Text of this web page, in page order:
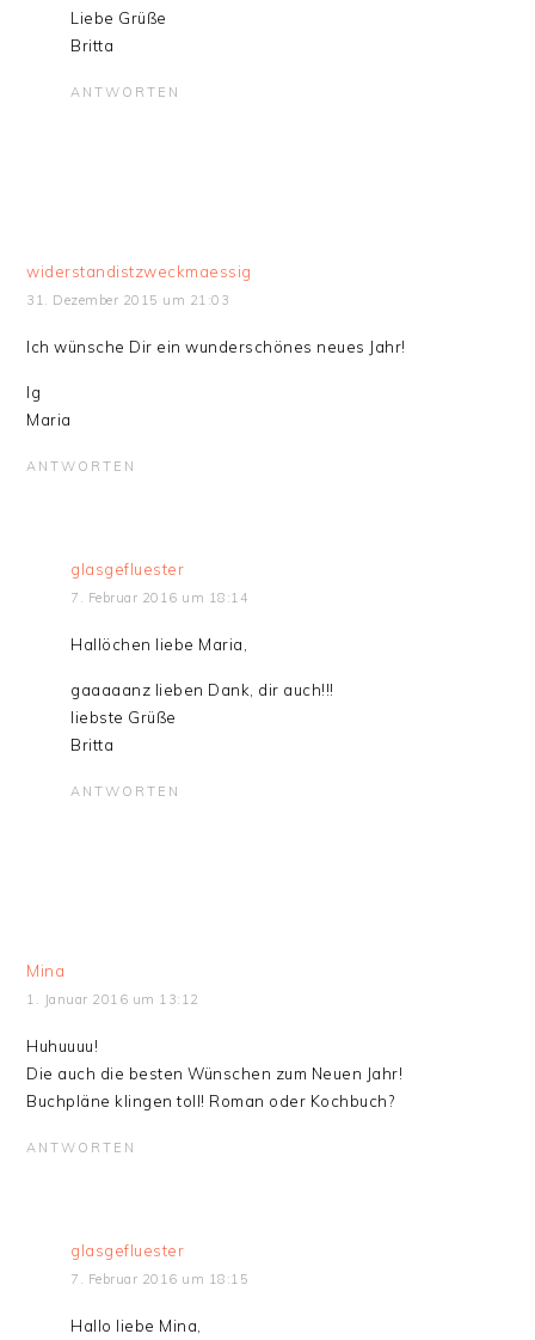
Liebe Grüße
Britta
ANTWORTEN
widerstandistzweckmaessig
31. Dezember 2015 um 21:03
Ich wünsche Dir ein wunderschönes neues Jahr!
lg
Maria
ANTWORTEN
glasgefluester
7. Februar 2016 um 18:14
Hallöchen liebe Maria,
gaaaaanz lieben Dank, dir auch!!!
liebste Grüße
Britta
ANTWORTEN
Mina
1. Januar 2016 um 13:12
Huhuuuu!
Die auch die besten Wünschen zum Neuen Jahr!
Buchpläne klingen toll! Roman oder Kochbuch?
ANTWORTEN
glasgefluester
7. Februar 2016 um 18:15
Hallo liebe Mina,